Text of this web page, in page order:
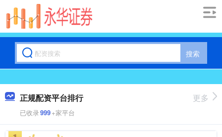
搜索
正规配资平台排行
已收录999+家平台
更多